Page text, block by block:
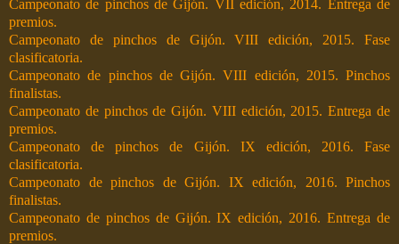
Campeonato de pinchos de Gijón. VII edición, 2014. Entrega de
premios.
Campeonato de pinchos de Gijón. VIII edición, 2015. Fase
clasificatoria.
Campeonato de pinchos de Gijón. VIII edición, 2015. Pinchos
finalistas.
Campeonato de pinchos de Gijón. VIII edición, 2015. Entrega de
premios.
Campeonato de pinchos de Gijón. IX edición, 2016. Fase
clasificatoria.
Campeonato de pinchos de Gijón. IX edición, 2016. Pinchos
finalistas.
Campeonato de pinchos de Gijón. IX edición, 2016. Entrega de
premios.